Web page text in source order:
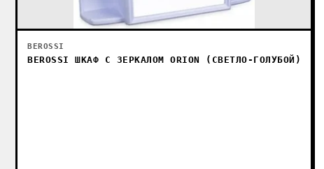
BEROSSI
BEROSSI ШКАФ С ЗЕРКАЛОМ ORION (СВЕТЛО-ГОЛУБОЙ)